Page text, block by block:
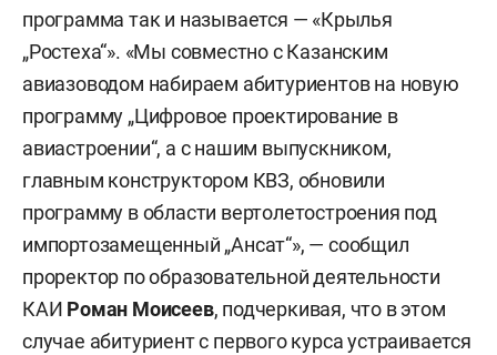
программа так и называется — «Крылья
„Ростеха“». «Мы совместно с Казанским
авиазоводом набираем абитуриентов на новую
программу „Цифровое проектирование в
авиастроении“, а с нашим выпускником,
главным конструктором КВЗ, обновили
программу в области вертолетостроения под
импортозамещенный „Ансат“», — сообщил
проректор по образовательной деятельности
КАИ Роман Моисеев, подчеркивая, что в этом
случае абитуриент с первого курса устраивается